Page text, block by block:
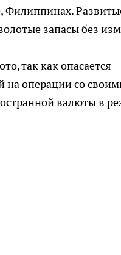
Филиппинах.
запасы без
так как опасается
на операции со
валюты в